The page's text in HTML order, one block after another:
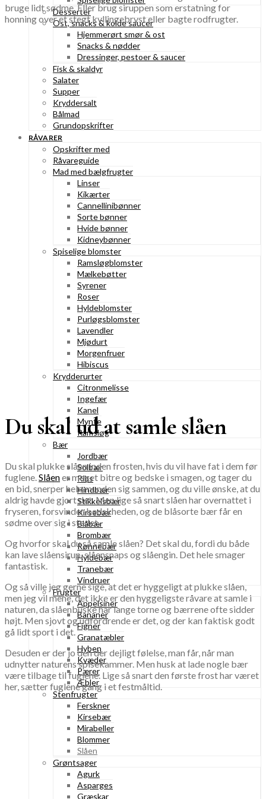
Desserter
Ost, snacks & kolde saucer
Hjemmerørt smør & ost
Snacks & nødder
Dressinger, pestoer & saucer
Fisk & skaldyr
Salater
Supper
Kryddersalt
Bålmad
Grundopskrifter
RÅVARER
Opskrifter med
Råvareguide
Mad med bælgfrugter
Linser
Kikærter
Cannellinibønner
Sorte bønner
Hvide bønner
Kidneybønner
Spiselige blomster
Ramsløgblomster
Mælkebøtter
Syrener
Roser
Hyldeblomster
Purløgsblomster
Lavendler
Mjødurt
Morgenfruer
Hibiscus
Krydderurter
Citronmelisse
Ingefær
Kanel
Mynte
Ramsløg
Bær
Jordbær
Solbær
Ribs
Hindbær
Stikkelsbær
Kirsebær
Blåbær
Brombær
Rønnebær
Hyldebær
Tranebær
Vindruer
Frugter
Appelsiner
Bananer
Figner
Granatæbler
Hyben
Kvæder
Pærer
Æbler
Stenfrugter
Ferskner
Kirsebær
Mirabeller
Blommer
Slåen
Grøntsager
Agurk
Asparges
Græskar
bruge lidt sødme. Eller brug siruppen som erstatning for
honning over et stegt kyllingebryst eller bagte rodfrugter.
Du skal ud at samle slåen
Du skal plukke slåen inden frosten, hvis du vil have fat i dem før
fuglene.Slåener meget bitre og bedske i smagen, og tager du
en bid, snerper hele munden sig sammen, og du ville ønske, at du
aldrig havde gjort det. Men lige så snart slåen har overnattet i
fryseren, forsvinder bedskheden, og de blåsorte bær får en
sødme over sig i stedet.
Og hvorfor skal du så samle slåen? Det skal du, fordi du både
kan lave slåensirup, slåensnaps og slåengin. Det hele smager
fantastisk.
Og så ville jeg gerne sige, at det er hyggeligt at plukke slåen,
men jeg vil mene, det ikke er den hyggeligste råvare at samle i
naturen, da slåenbuske har lange torne og bærrene ofte sidder
højt. Men sjovt og udfordrende er det, og der kan faktisk godt
gå lidt sport i det.
Desuden er der jo den der dejligt følelse, man får, når man
udnytter naturens spisekammer. Men husk at lade nogle bær
være tilbage til fuglene. Lige så snart den første frost har været
her, sætter fuglene gang i et festmåltid.